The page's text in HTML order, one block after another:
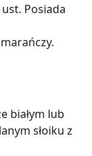
Posiada
białym lub
słoiku z